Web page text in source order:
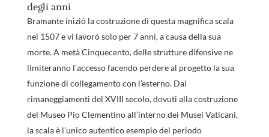
degli anni
Bramante iniziò la costruzione di questa magnifica scala
nel 1507 e vi lavorò solo per 7 anni, a causa della sua
morte. A metà Cinquecento, delle strutture difensive ne
limiteranno l’accesso facendo perdere al progetto la sua
funzione di collegamento con l’esterno. Dai
rimaneggiamenti del XVIII secolo, dovuti alla costruzione
del Museo Pio Clementino all’interno dei Musei Vaticani,
la scala è l’unico autentico esempio del periodo